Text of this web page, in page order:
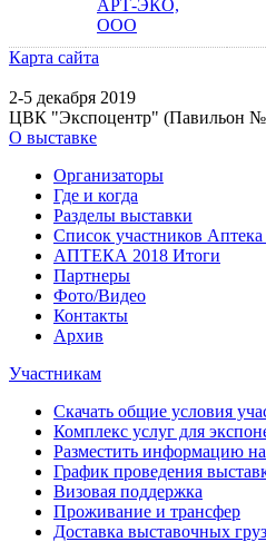
АРТ-ЭКО,
ООО
Карта сайта
2-5 декабря 2019
ЦВК "Экспоцентр" (Павильон
О выставке
Организаторы
Где и когда
Разделы выставки
Список участников Аптека
АПТЕКА 2018 Итоги
Партнеры
Фото/Видео
Контакты
Архив
Участникам
Скачать общие условия
Комплекс услуг для
Разместить информацию на
График проведения
Визовая поддержка
Проживание и трансфер
Доставка выставочных